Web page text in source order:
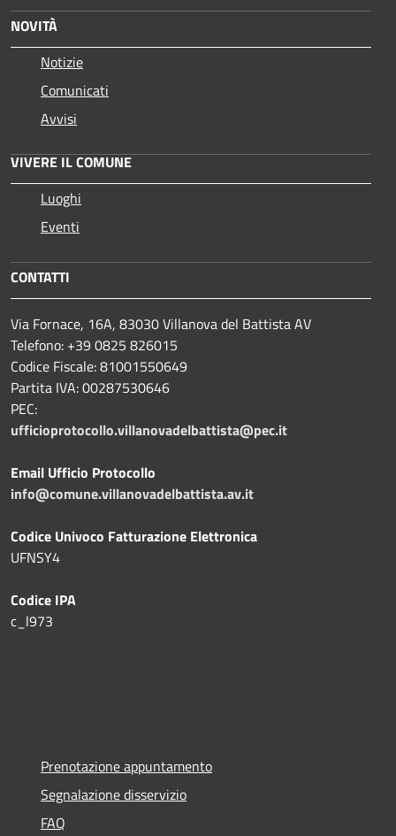
NOVITÀ
Notizie
Comunicati
Avvisi
VIVERE IL COMUNE
Luoghi
Eventi
CONTATTI
Via Fornace, 16A, 83030 Villanova del Battista AV
Telefono: +39 0825 826015
Codice Fiscale: 81001550649
Partita IVA: 00287530646
PEC:
ufficioprotocollo.villanovadelbattista@pec.it
Email Ufficio Protocollo
info@comune.villanovadelbattista.av.it
Codice Univoco Fatturazione Elettronica
UFNSY4
Codice IPA
c_l973
Prenotazione appuntamento
Segnalazione disservizio
FAQ